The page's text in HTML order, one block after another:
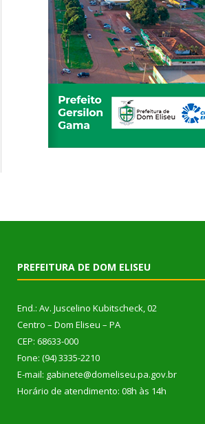
PREFEITURA DE DOM ELISEU
End.: Av. Juscelino Kubitscheck, 02
Centro – Dom Eliseu – PA
CEP: 68633-000
Fone: (94) 3335-2210
E-mail: gabinete@domeliseu.pa.gov.br
Horário de atendimento: 08h às 14h